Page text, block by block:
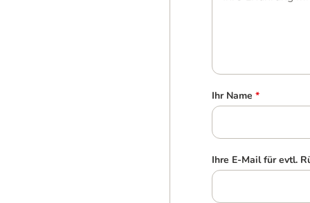
Ihr Name *
Ihre E-Mail für evtl.